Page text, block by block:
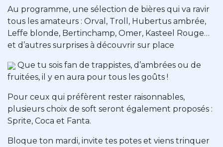
Au programme, une sélection de bières qui va ravir
tous les amateurs : Orval, Troll, Hubertus ambrée,
Leffe blonde, Bertinchamp, Omer, Kasteel Rouge…
et d’autres surprises à découvrir sur place
Que tu sois fan de trappistes, d’ambrées ou de
fruitées, il y en aura pour tous les goûts !
Pour ceux qui préfèrent rester raisonnables,
plusieurs choix de soft seront également proposés :
Sprite, Coca et Fanta.
Bloque ton mardi, invite tes potes et viens trinquer